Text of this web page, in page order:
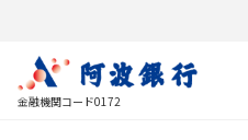
金融機関コード0172